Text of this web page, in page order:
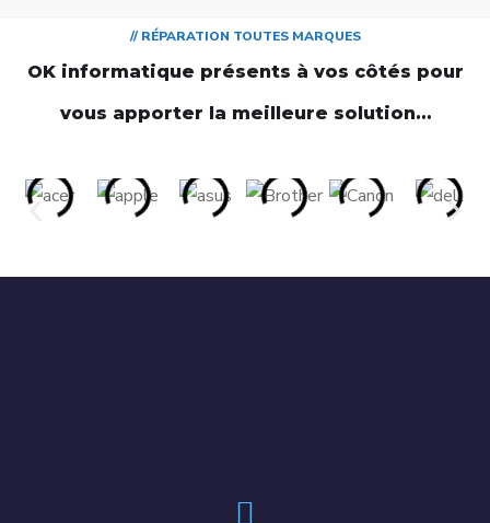
// RÉPARATION TOUTES MARQUES
OK informatique présents à vos côtés pour
vous apporter la meilleure solution…